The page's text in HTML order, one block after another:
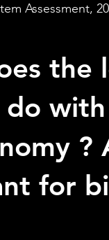
Assessment,
the
?
for